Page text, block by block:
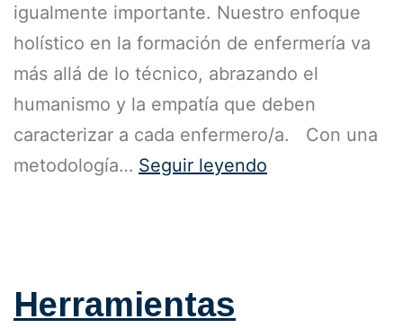
igualmente importante. Nuestro enfoque
holístico en la formación de enfermería va
más allá de lo técnico, abrazando el
humanismo y la empatía que deben
caracterizar a cada enfermero/a. Con una
metodología… Seguir leyendo
Herramientas